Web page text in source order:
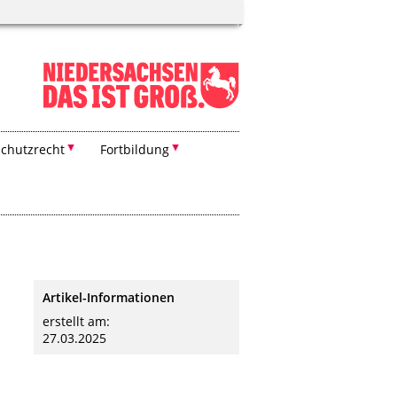
Fortbildung
Artikel-Informationen
erstellt am:
27.03.2025